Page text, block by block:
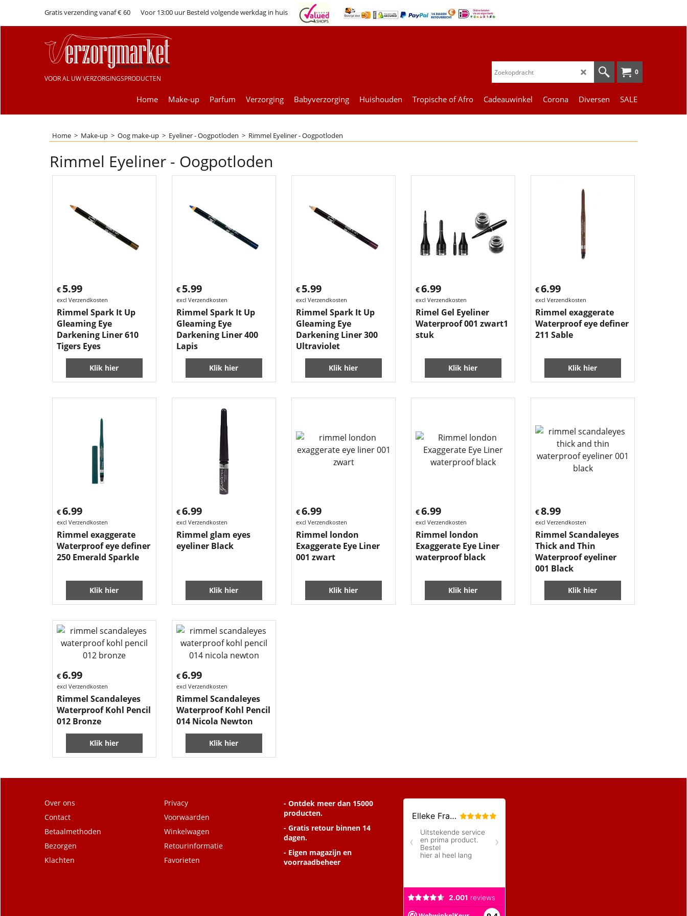
Gratis verzending vanaf € 60 Voor 13:00 uur Besteld volgende werkdag in huis
VOOR AL UW VERZORGINGSPRODUCTEN
0
Home Make-up Parfum Verzorging Babyverzorging Huishouden Tropische of Afro Cadeauwinkel Corona Diversen SALE
Home > Make-up > Oog make-up > Eyeliner - Oogpotloden > Rimmel Eyeliner - Oogpotloden
Rimmel Eyeliner - Oogpotloden
€ 5.99
excl Verzendkosten
Rimmel Spark It Up
Gleaming Eye
Darkening Liner 610
Tigers Eyes
Klik hier
€ 5.99
excl Verzendkosten
Rimmel Spark It Up
Gleaming Eye
Darkening Liner 400
Lapis
Klik hier
€ 5.99
excl Verzendkosten
Rimmel Spark It Up
Gleaming Eye
Darkening Liner 300
Ultraviolet
Klik hier
€6.99
excl Verzendkosten
Rimel Gel Eyeliner
Waterproof 001 zwart1
stuk
Klik hier
€6.99
excl Verzendkosten
Rimmel exaggerate
Waterproof eye definer
211 Sable
Klik hier
€6.99
excl Verzendkosten
Rimmel exaggerate
Waterproof eye definer
250 Emerald Sparkle
Klik hier
€6.99
excl Verzendkosten
Rimmel glam eyes
eyeliner Black
Klik hier
€6.99
excl Verzendkosten
Rimmel london
Exaggerate Eye Liner
001 zwart
Klik hier
€6.99
excl Verzendkosten
Rimmel london
Exaggerate Eye Liner
waterproof black
Klik hier
€8.99
excl Verzendkosten
Rimmel Scandaleyes
Thick and Thin
Waterproof eyeliner
001 Black
Klik hier
€6.99
excl Verzendkosten
Rimmel Scandaleyes
Waterproof Kohl Pencil
012 Bronze
Klik hier
€6.99
excl Verzendkosten
Rimmel Scandaleyes
Waterproof Kohl Pencil
014 Nicola Newton
Klik hier
Over ons
Contact
Betaalmethoden
Bezorgen
Klachten
Privacy
Voorwaarden
Winkelwagen
Retourinformatie
Favorieten
- Ontdek meer dan 15000
producten.
- Gratis retour binnen 14
dagen.
- Eigen magazijn en
voorraadbeheer